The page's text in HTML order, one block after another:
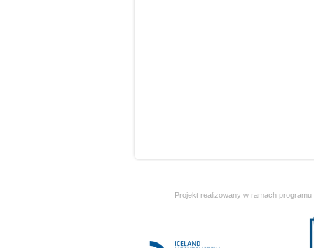
Projekt realizowany w ramach